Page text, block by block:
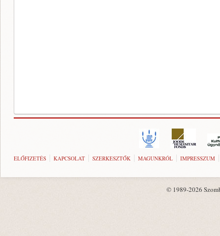
ELŐFIZETÉS KAPCSOLAT SZERKESZTŐK MAGUNKRÓL IMPRESSZUM
© 1989-2026